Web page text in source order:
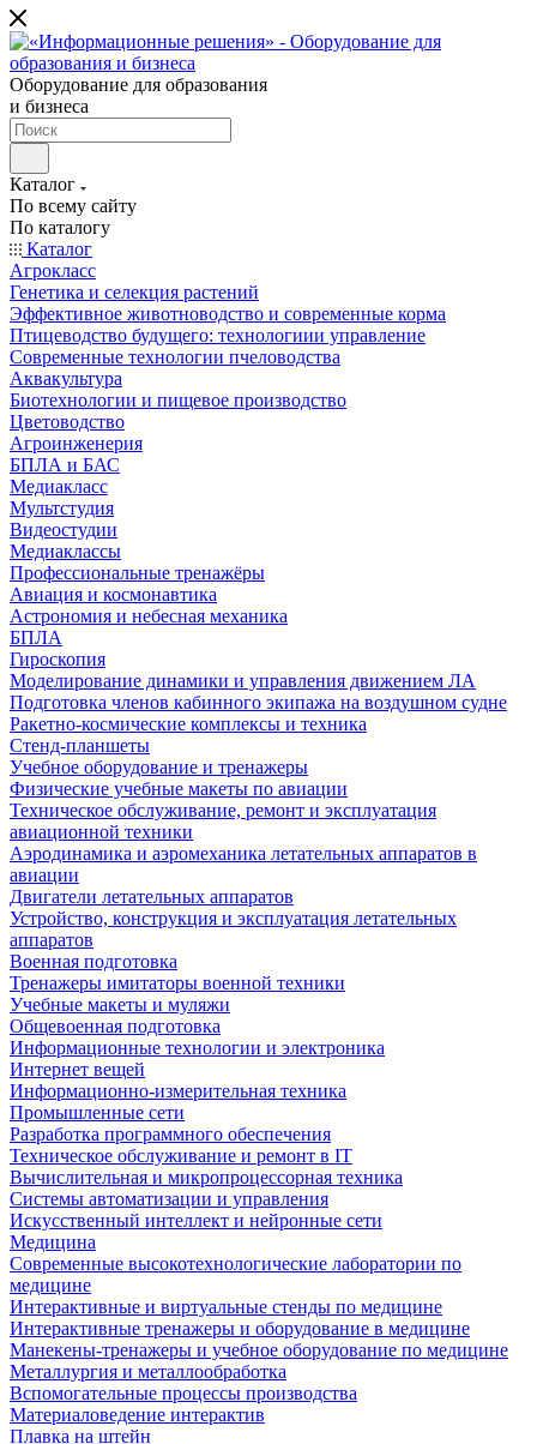
Оборудование для образования
и бизнеса
Каталог
По всему сайту
По каталогу
Каталог
Агрокласс
Генетика и селекция растений
Эффективное животноводство и современные корма
Птицеводство будущего: технологиии управление
Современные технологии пчеловодства
Аквакультура
Биотехнологии и пищевое производство
Цветоводство
Агроинженерия
БПЛА и БАС
Медиакласс
Мультстудия
Видеостудии
Медиаклассы
Профессиональные тренажёры
Авиация и космонавтика
Астрономия и небесная механика
БПЛА
Гироскопия
Моделирование динамики и управления движением ЛА
Подготовка членов кабинного экипажа на воздушном судне
Ракетно-космические комплексы и техника
Стенд-планшеты
Учебное оборудование и тренажеры
Физические учебные макеты по авиации
Техническое обслуживание, ремонт и эксплуатация
авиационной техники
Аэродинамика и аэромеханика летательных аппаратов в
авиации
Двигатели летательных аппаратов
Устройство, конструкция и эксплуатация летательных
аппаратов
Военная подготовка
Тренажеры имитаторы военной техники
Учебные макеты и муляжи
Общевоенная подготовка
Информационные технологии и электроника
Интернет вещей
Информационно-измерительная техника
Промышленные сети
Разработка программного обеспечения
Техническое обслуживание и ремонт в IT
Вычислительная и микропроцессорная техника
Системы автоматизации и управления
Искусственный интеллект и нейронные сети
Медицина
Современные высокотехнологические лаборатории по
медицине
Интерактивные и виртуальные стенды по медицине
Интерактивные тренажеры и оборудование в медицине
Манекены-тренажеры и учебное оборудование по медицине
Металлургия и металлообработка
Вспомогательные процессы производства
Материаловедение интерактив
Плавка на штейн